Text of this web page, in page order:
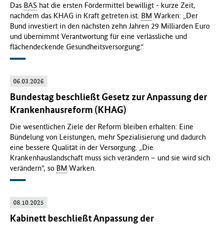
Das BAS hat die ersten Fördermittel bewilligt - kurze Zeit,
nachdem das KHAG in Kraft getreten ist. BM Warken: „Der
Bund investiert in den nächsten zehn Jahren 29 Milliarden Euro
und übernimmt Verantwortung für eine verlässliche und
flächendeckende Gesundheitsversorgung.“
06.03.2026
Bundestag beschließt Gesetz zur Anpassung der
Krankenhausreform (KHAG)
Die wesentlichen Ziele der Reform bleiben erhalten: Eine
Bündelung von Leistungen, mehr Spezialisierung und dadurch
eine bessere Qualität in der Versorgung. „Die
Krankenhauslandschaft muss sich verändern – und sie wird sich
verändern“, so BM Warken.
08.10.2025
Kabinett beschließt Anpassung der